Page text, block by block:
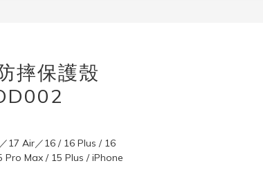
摔保護殼
17 Air／16 / 16 Plus / 16
Max / 15 Plus / iPhone